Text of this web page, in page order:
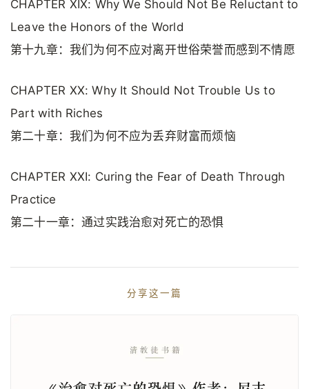
CHAPTER XIX: Why We Should Not Be Reluctant to
Leave the Honors of the World
第十九章：我们为何不应对离开世俗荣誉而感到不情愿
CHAPTER XX: Why It Should Not Trouble Us to
Part with Riches
第二十章：我们为何不应为丢弃财富而烦恼
CHAPTER XXI: Curing the Fear of Death Through
Practice
第二十一章：通过实践治愈对死亡的恐惧
分享这一篇